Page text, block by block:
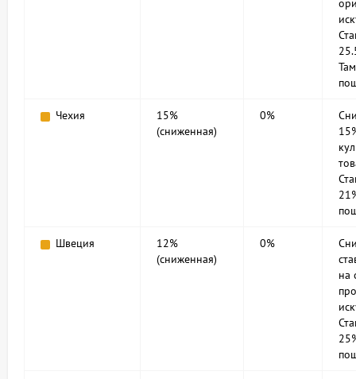
Чехия
15%
(сниженная)
0%
Швеция
12%
(сниженная)
0%
на